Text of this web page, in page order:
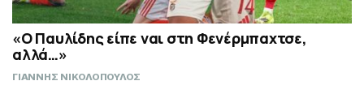
«Ο Παυλίδης είπε ναι στη Φενέρμπαχτσε,
αλλά…»
ΓΙΑΝΝΗΣ ΝΙΚΟΛΟΠΟΥΛΟΣ